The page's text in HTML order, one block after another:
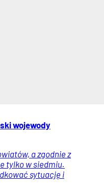
wojewody
a zgodnie z
tylko w siedmiu.
sytuację i